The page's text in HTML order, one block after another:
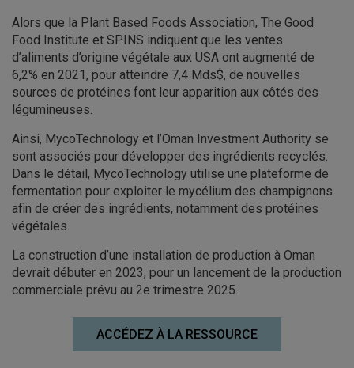
Alors que la Plant Based Foods Association, The Good
Food Institute et SPINS indiquent que les ventes
d’aliments d’origine végétale aux USA ont augmenté de
6,2% en 2021, pour atteindre 7,4 Mds$, de nouvelles
sources de protéines font leur apparition aux côtés des
légumineuses.
Ainsi, MycoTechnology et l’Oman Investment Authority se
sont associés pour développer des ingrédients recyclés.
Dans le détail, MycoTechnology utilise une plateforme de
fermentation pour exploiter le mycélium des champignons
afin de créer des ingrédients, notamment des protéines
végétales.
La construction d’une installation de production à Oman
devrait débuter en 2023, pour un lancement de la production
commerciale prévu au 2e trimestre 2025.
ACCÉDEZ À LA RESSOURCE